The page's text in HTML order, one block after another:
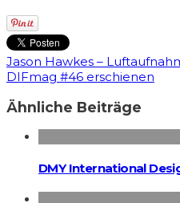
Jason Hawkes –
DIFmag #46 erschienen
Ähnliche Beiträge
DMY International